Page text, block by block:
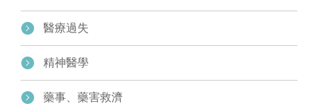
醫療過失
精神醫學
藥事、藥害救濟